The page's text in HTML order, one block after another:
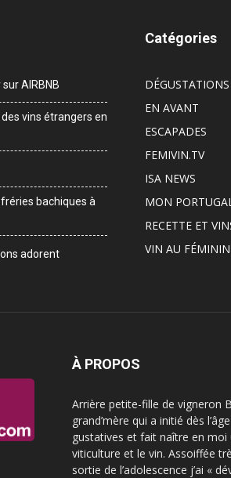
AIRBNB
vins étrangers en
bachiques à
adorent
Catégories
DÉGUSTATIONS
EN AVANT
ESCAPADES
FEMIVIN.TV
ISA NEWS
MON
RECETTE ET
VIN AU FÉMININ
À PROPOS
Arrière petite-fille de vigneron
grand’mère qui a initié dès
gustatives et fait naître en
viticulture et le vin. Assoiffée
sortie de l’adolescence j’ai «